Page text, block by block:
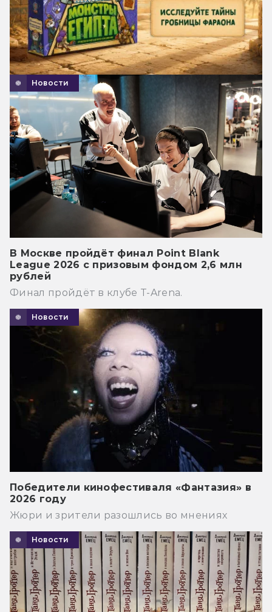
Новости
В Москве пройдёт финал Point Blank
League 2026 с призовым фондом 2,6 млн
рублей
Финал пройдёт в клубе T-Arena.
Новости
Победители кинофестиваля «Фантазия» в
2026 году
Жюри и зрители разошлись во мнениях
Новости